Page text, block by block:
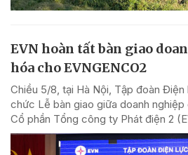
EVN hoàn tất bàn giao
hóa cho EVNGENCO2
Chiều 5/8, tại Hà Nội, Tập đoàn
chức Lễ bàn giao giữa doanh
Cổ phần Tổng công ty Phát điện 2